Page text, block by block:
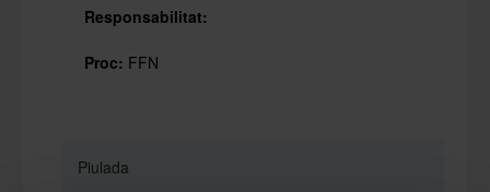
Responsabilitat:
Proc: FFN
Piulada